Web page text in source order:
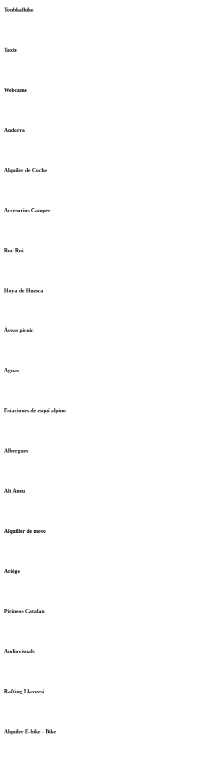
Toubkalhike
Taxis
Webcams
Andorra
Alquiler de Coche
Accesorios Camper
Roc Roi
Hoya de Huesca
Àreas picnic
Aguas
Estaciones de esquí alpino
Albergues
Alt Aneu
Alquiller de moto
Ariège
Pirineos Catalan
Audiovisuals
Rafting Llavorsi
Alquiler E-bike - Bike